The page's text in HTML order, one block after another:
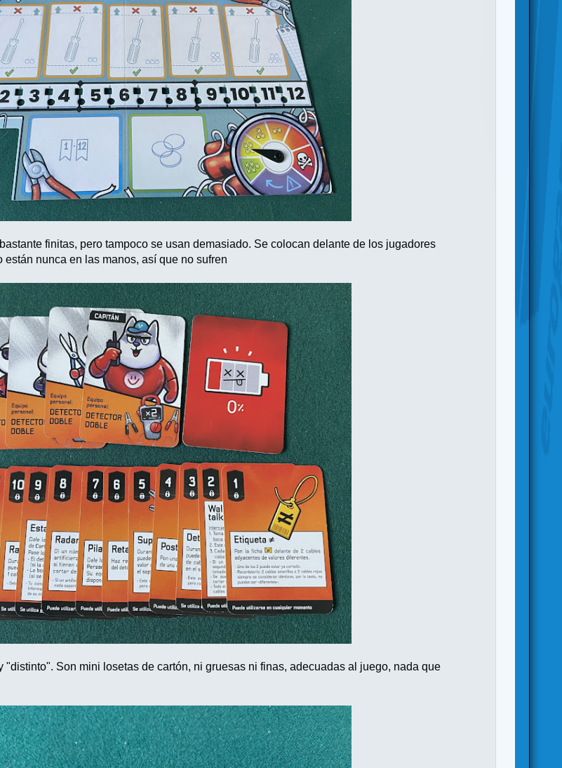
finitas, pero tampoco se usan demasiado. Se colocan delante de los jugadores
nunca en las manos, así que no sufren
"distinto". Son mini losetas de cartón, ni gruesas ni finas, adecuadas al juego, nada que